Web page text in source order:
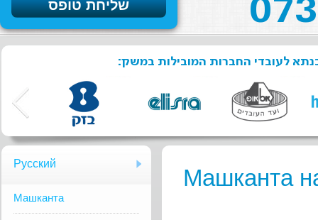
לעובדי החברות המובילות במשק:
Русский
Mашканта
Машканта